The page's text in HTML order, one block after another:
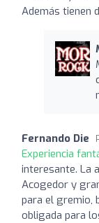
Además tienen
Fernando Die
Experiencia
interesante. La
Acogedor y
para el gremio,
obligada para